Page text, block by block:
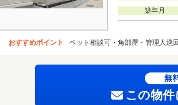
築年月
おすすめポイント ペット相談可・角部屋・管理人巡
無
この物